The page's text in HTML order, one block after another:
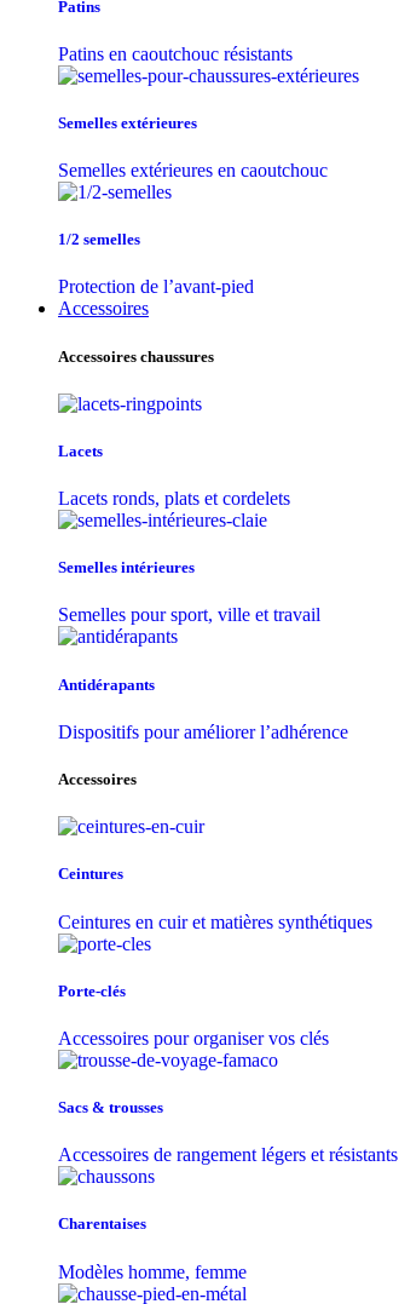
Patins
Patins en caoutchouc résistants
Semelles extérieures
Semelles extérieures en caoutchouc
1/2 semelles
Protection de l’avant-pied
Accessoires
Accessoires chaussures
Lacets
Lacets ronds, plats et cordelets
Semelles intérieures
Semelles pour sport, ville et travail
Antidérapants
Dispositifs pour améliorer l’adhérence
Accessoires
Ceintures
Ceintures en cuir et matières synthétiques
Porte-clés
Accessoires pour organiser vos clés
Sacs & trousse​s
Accessoires de rangement légers et résistants
Charentaises
Modèles homme, femme